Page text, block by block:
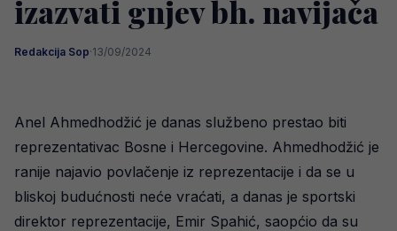
izazvati gnjev bh. navijača
Redakcija Sop·13/09/2024
Anel Ahmedhodžić je danas službeno prestao biti
reprezentativac Bosne i Hercegovine. Ahmedhodžić je
ranije najavio povlačenje iz reprezentacije i da se u
bliskoj budućnosti neće vraćati, a danas je sportski
direktor reprezentacije, Emir Spahić, saopćio da su